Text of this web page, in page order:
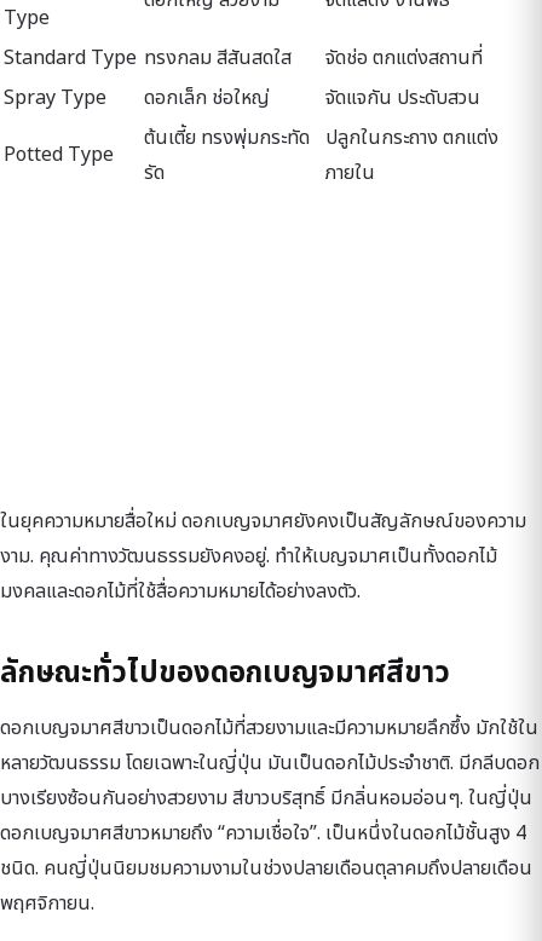
Type
Standard Type ทรงกลม สีสันสดใส
จัดช่อ ตกแต่งสถานที่
Spray Type
ดอกเล็ก ช่อใหญ่
จัดแจกัน ประดับสวน
Potted Type
ต้นเตี้ย ทรงพุ่มกระทัด
รัด
ปลูกในกระถาง ตกแต่ง
ภายใน
ในยุคความหมายสื่อใหม่ ดอกเบญจมาศยังคงเป็นสัญลักษณ์ของความ
งาม. คุณค่าทางวัฒนธรรมยังคงอยู่. ทำให้เบญจมาศเป็นทั้งดอกไม้
มงคลและดอกไม้ที่ใช้สื่อความหมายได้อย่างลงตัว.
ลักษณะทั่วไปของดอกเบญจมาศสีขาว
ดอกเบญจมาศสีขาวเป็นดอกไม้ที่สวยงามและมีความหมายลึกซึ้ง มักใช้ใน
หลายวัฒนธรรม โดยเฉพาะในญี่ปุ่น มันเป็นดอกไม้ประจำชาติ. มีกลีบดอก
บางเรียงซ้อนกันอย่างสวยงาม สีขาวบริสุทธิ์ มีกลิ่นหอมอ่อนๆ. ในญี่ปุ่น
ดอกเบญจมาศสีขาวหมายถึง “ความเชื่อใจ”. เป็นหนึ่งในดอกไม้ชั้นสูง 4
ชนิด. คนญี่ปุ่นนิยมชมความงามในช่วงปลายเดือนตุลาคมถึงปลายเดือน
พฤศจิกายน.